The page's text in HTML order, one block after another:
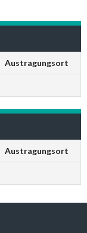
Austragungsort
Austragungsort